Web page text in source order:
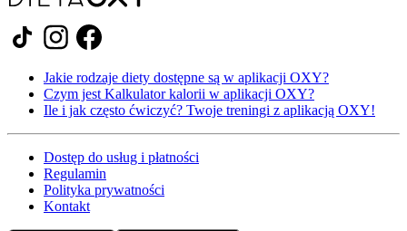
Jakie rodzaje diety dostępne są w aplikacji OXY?
Czym jest Kalkulator kalorii w aplikacji OXY?
Ile i jak często ćwiczyć? Twoje treningi z aplikacją OXY!
Dostęp do usług i płatności
Regulamin
Polityka prywatności
Kontakt